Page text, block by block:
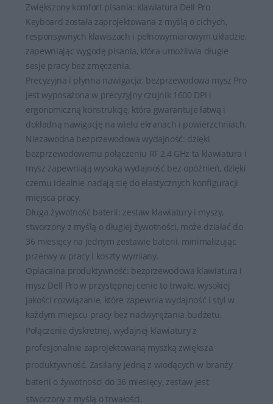
Zwiększony komfort pisania: klawiatura Dell Pro
Keyboard została zaprojektowana z myślą o cichych,
responsywnych klawiszach i pełnowymiarowym układzie,
zapewniając wygodę pisania, która umożliwia długie
sesje pracy bez zmęczenia.
Precyzyjna i płynna nawigacja: bezprzewodowa mysz Pro
jest wyposażona w precyzyjny czujnik 1600 DPI i
ergonomiczną konstrukcję, która gwarantuje łatwą i
dokładną nawigację na wielu ekranach i powierzchniach.
Niezawodna bezprzewodowa wydajność: dzięki
bezprzewodowemu połączeniu RF 2,4 GHz ta klawiatura i
mysz zapewniają wysoką wydajność bez opóźnień, dzięki
czemu idealnie nadają się do elastycznych konfiguracji
miejsca pracy.
Długa żywotność baterii: zestaw klawiatury i myszy,
stworzony z myślą o długiej żywotności, może działać do
36 miesięcy na jednym zestawie baterii, minimalizując
przerwy w pracy i koszty wymiany.
Opłacalna produktywność: bezprzewodowa klawiatura i
mysz Dell Pro w przystępnej cenie to trwałe, wysokiej
jakości rozwiązanie, które zapewnia wydajność i styl w
każdym miejscu pracy bez nadwyrężania budżetu.
Połączenie dyskretnej, wydajnej klawiatury z
profesjonalnie zaprojektowaną myszką zwiększa
produktywność. Zasilany jedną z wiodących w branży
baterii o żywotności do 36 miesięcy, zestaw jest
stworzony z myślą o trwałości.